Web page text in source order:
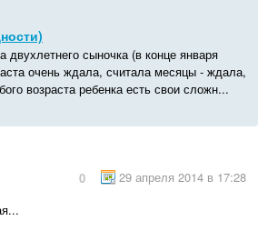
сыночка (в конце января
очень ждала, считала месяцы - ждала,
возраста ребенка есть свои сложн...
29 апреля 2014 в 17:28
0